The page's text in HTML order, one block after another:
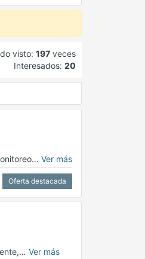
visto: 197 veces
Interesados: 20
Ver más
Oferta destacada
Ver más